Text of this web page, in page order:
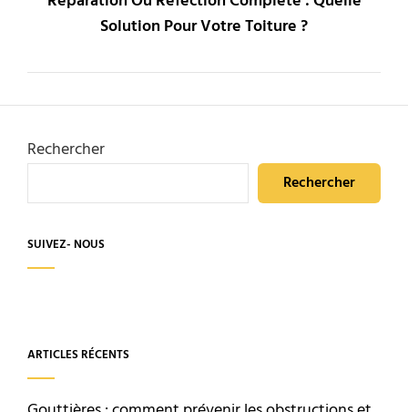
Solution Pour Votre Toiture ?
Rechercher
Rechercher
SUIVEZ- NOUS
ARTICLES RÉCENTS